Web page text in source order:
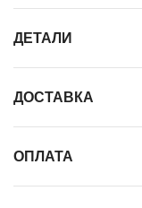
ДЕТАЛИ
ДОСТАВКА
ОПЛАТА